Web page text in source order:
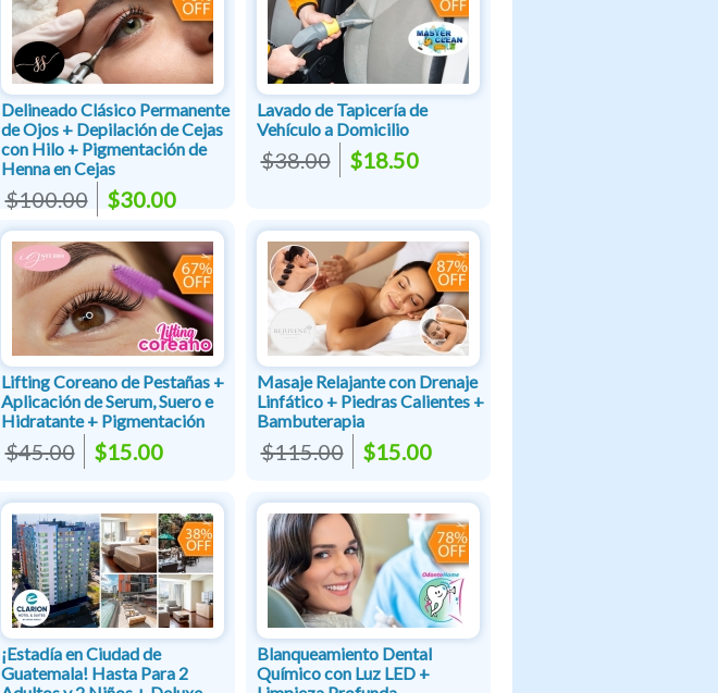
Delineado Clásico Permanente
de Ojos + Depilación de Cejas
con Hilo + Pigmentación de
Henna en Cejas
$100.00 $30.00
Lavado de Tapicería de
Vehículo a Domicilio
$38.00 $18.50
Lifting Coreano de Pestañas +
Aplicación de Serum, Suero e
Hidratante + Pigmentación
$45.00 $15.00
Masaje Relajante con Drenaje
Linfático + Piedras Calientes +
Bambuterapia
$115.00 $15.00
¡Estadía en Ciudad de
Guatemala! Hasta Para 2
Blanqueamiento Dental
Químico con Luz LED +